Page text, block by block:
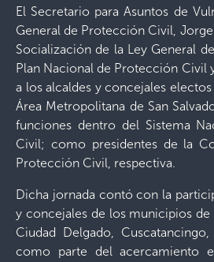
El Secretario para Asuntos de
General de Protección Civil,
Socialización de la Ley General
Plan Nacional de Protección Civil
a los alcaldes y concejales
Área Metropolitana de San
funciones dentro del Sistema
Civil; como presidentes de la
Protección Civil, respectiva.
Dicha jornada contó con la
y concejales de los municipios de
Ciudad Delgado,
como parte del acercamiento